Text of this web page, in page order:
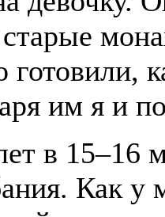
готовили,
им я и
в 15–16
Как